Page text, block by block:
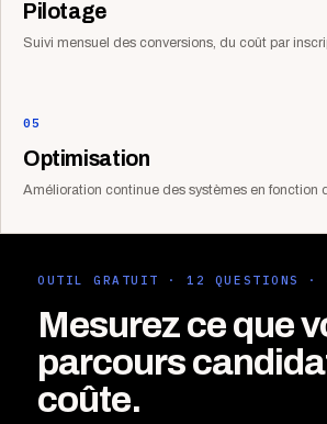
Pilotage
Suivi mensuel des conversions, du coût par
05
Optimisation
Amélioration continue des systèmes en fonction
OUTIL GRATUIT · 12 QUESTIONS ·
Mesurez ce que
parcours
coûte.